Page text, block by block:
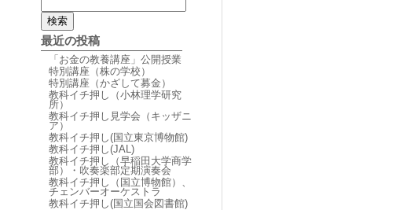
最近の投稿
「お金の教養講座」公開授業
特別講座（株の学校）
特別講座（かざして募金）
教科イチ押し（小林理学研究
所）
教科イチ押し見学会（キッザニ
ア）
教科イチ押し(国立東京博物館)
教科イチ押し(JAL)
教科イチ押し（早稲田大学商学
部）・吹奏楽部定期演奏会
教科イチ押し（国立博物館）、
チェンバーオーケストラ
教科イチ押し(国立国会図書館)